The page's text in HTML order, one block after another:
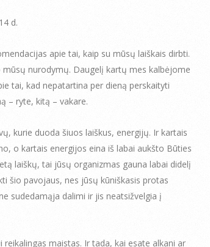
d.
apie tai, kaip su mūsų laiškais dirbti.
nurodymų. Daugelį kartų mes kalbėjome
tai, kad nepatartina per dieną perskaityti
– ryte, kitą – vakare.
kurie duoda šiuos laiškus, energijų. Ir kartais
o kartais energijos eina iš labai aukšto Būties
laiškų, tai jūsų organizmas gauna labai didelį
šio pavojaus, nes jūsų kūniškasis protas
sudedamąja dalimi ir jis neatsižvelgia į
maistas. Ir tada, kai esate alkani ar